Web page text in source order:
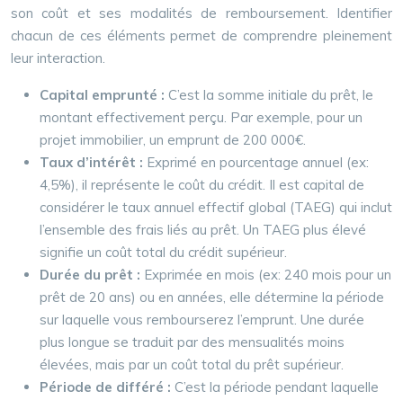
son coût et ses modalités de remboursement. Identifier
chacun de ces éléments permet de comprendre pleinement
leur interaction.
Capital emprunté : C’est la somme initiale du prêt, le
montant effectivement perçu. Par exemple, pour un
projet immobilier, un emprunt de 200 000€.
Taux d’intérêt : Exprimé en pourcentage annuel (ex:
4,5%), il représente le coût du crédit. Il est capital de
considérer le taux annuel effectif global (TAEG) qui inclut
l’ensemble des frais liés au prêt. Un TAEG plus élevé
signifie un coût total du crédit supérieur.
Durée du prêt : Exprimée en mois (ex: 240 mois pour un
prêt de 20 ans) ou en années, elle détermine la période
sur laquelle vous rembourserez l’emprunt. Une durée
plus longue se traduit par des mensualités moins
élevées, mais par un coût total du prêt supérieur.
Période de différé : C’est la période pendant laquelle